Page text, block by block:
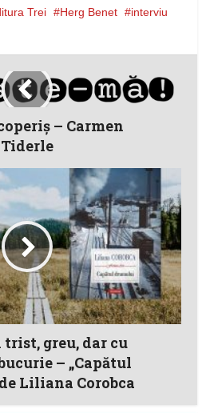
Trei Herg Benet
interviu
– Carmen
Tiderle
greu, dar cu
– „Capătul
Liliana Corobca